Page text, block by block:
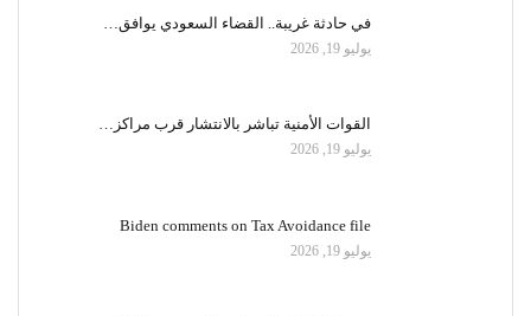
في حادثة غريبة.. القضاء السعودي يوافق…
يوليو 19, 2026
القوات الأمنية تباشر بالانتشار قرب مراكز…
يوليو 19, 2026
Biden comments on Tax Avoidance file
يوليو 19, 2026